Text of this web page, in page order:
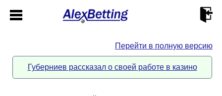
Кабинет
Перейти в полную версию
Губерниев рассказал о своей работе в казино